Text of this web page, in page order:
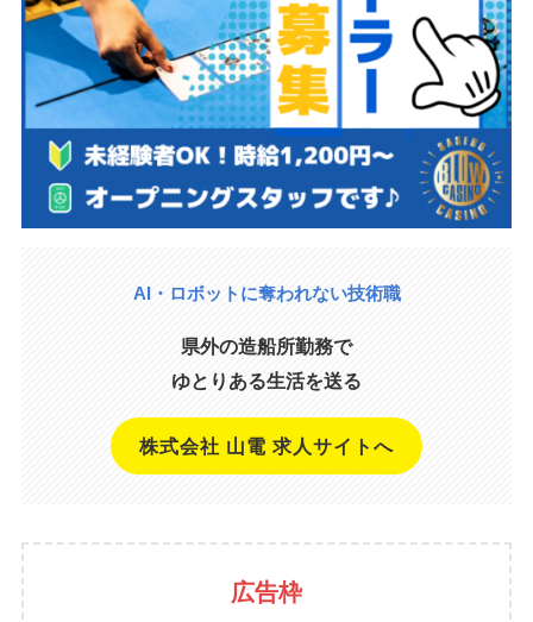
AI・ロボットに奪われない技術職
県外の造船所勤務で
ゆとりある生活を送る
株式会社 山電 求人サイトへ
広告枠